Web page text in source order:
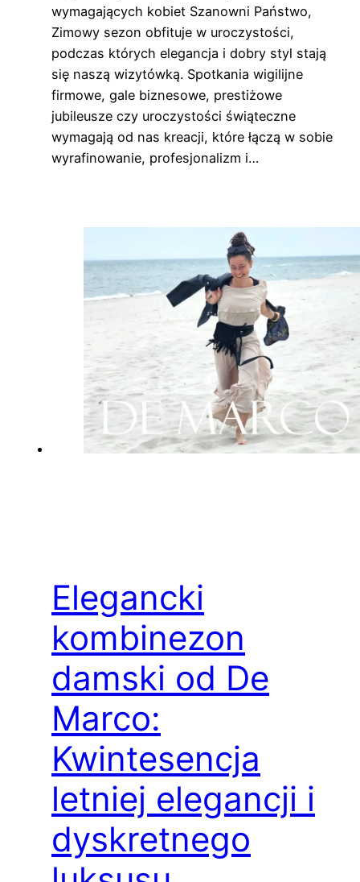
wymagających kobiet Szanowni Państwo,
Zimowy sezon obfituje w uroczystości,
podczas których elegancja i dobry styl stają
się naszą wizytówką. Spotkania wigilijne
firmowe, gale biznesowe, prestiżowe
jubileusze czy uroczystości świąteczne
wymagają od nas kreacji, które łączą w sobie
wyrafinowanie, profesjonalizm i…
Elegancki
kombinezon
damski od De
Marco:
Kwintesencja
letniej elegancji i
dyskretnego